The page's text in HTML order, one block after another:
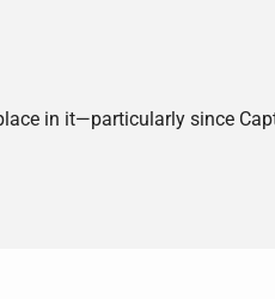
in it—particularly since